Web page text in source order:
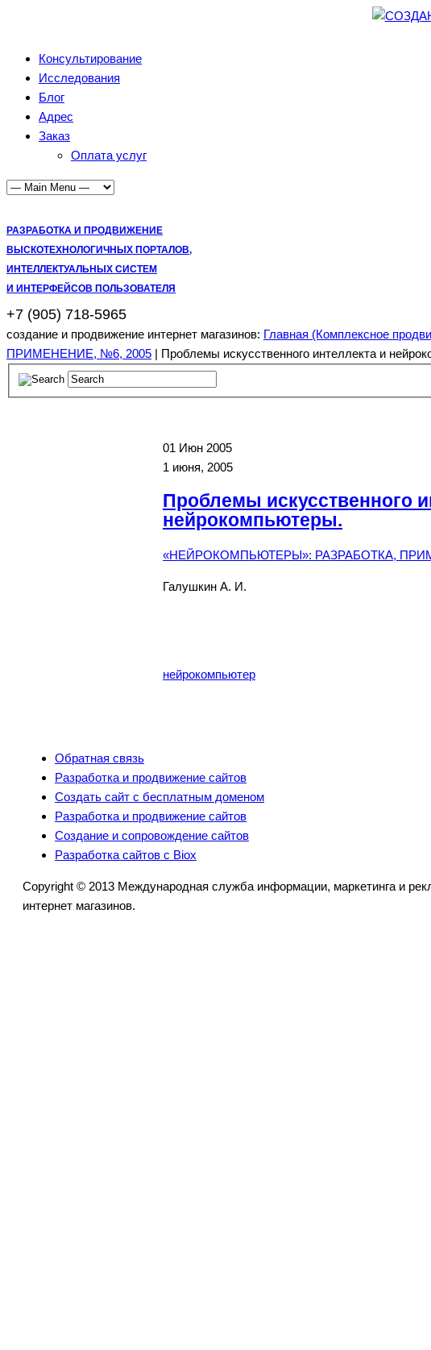
Консультирование
Исследования
Блог
Адрес
Заказ
Оплата услуг
РАЗРАБОТКА И ПРОДВИЖЕНИЕ
ВЫСКОТЕХНОЛОГИЧНЫХ ПОРТАЛОВ,
ИНТЕЛЛЕКТУАЛЬНЫХ СИСТЕМ
И ИНТЕРФЕЙСОВ ПОЛЬЗОВАТЕЛЯ
+7 (905) 718-5965
создание и продвижение интернет магазинов: Главная (Комплексное
ПРИМЕНЕНИЕ, №6, 2005 | Проблемы искусственного интеллекта и
01 Июн 2005
1 июня, 2005
Проблемы искусственного
нейрокомпьютеры.
«НЕЙРОКОМПЬЮТЕРЫ»: РАЗРАБОТКА,
Галушкин А. И.
нейрокомпьютер
Обратная связь
Разработка и продвижение сайтов
Создать сайт с бесплатным доменом
Разработка и продвижение сайтов
Создание и сопровождение сайтов
Разработка сайтов с Biox
Copyright © 2013 Международная служба информации, маркетинга и
интернет магазинов.